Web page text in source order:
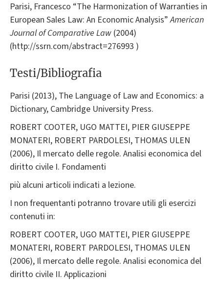
Parisi, Francesco “The Harmonization of Warranties in
European Sales Law: An Economic Analysis”American
Journal of Comparative Law (2004)
(http://ssrn.com/abstract=276993 )
Testi/Bibliografia
Parisi (2013), The Language of Law and Economics: a
Dictionary, Cambridge University Press.
ROBERT COOTER, UGO MATTEI, PIER GIUSEPPE
MONATERI, ROBERT PARDOLESI, THOMAS ULEN
(2006), Il mercato delle regole. Analisi economica del
diritto civile I. Fondamenti
più alcuni articoli indicati a lezione.
I non frequentanti potranno trovare utili gli esercizi
contenuti in:
ROBERT COOTER, UGO MATTEI, PIER GIUSEPPE
MONATERI, ROBERT PARDOLESI, THOMAS ULEN
(2006), Il mercato delle regole. Analisi economica del
diritto civile II. Applicazioni